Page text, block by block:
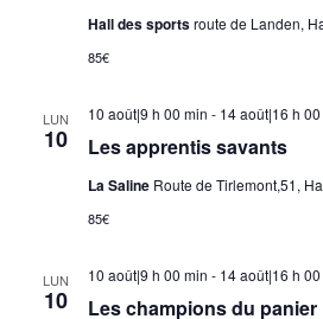
Hall des sportsroute de Landen,
85€
LUN
10 Les apprentis savants
10 août|9 h 00 min - 14 août|16 h
La Saline Route de Tirlemont,51,
85€
LUN
10 Les champions du panier
10 août|9 h 00 min - 14 août|16 h